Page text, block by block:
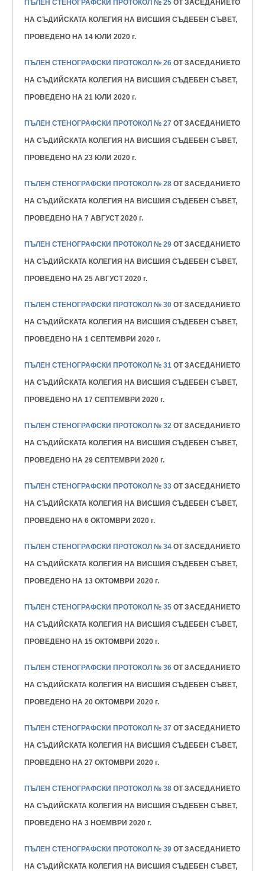
ПЪЛЕН СТЕНОГРАФСКИ ПРОТОКОЛ № 25 ОТ ЗАСЕДАНИЕТО
НА СЪДИЙСКАТА КОЛЕГИЯ НА ВИСШИЯ СЪДЕБЕН СЪВЕТ,
ПРОВЕДЕНО НА 14 ЮЛИ 2020 г.
ПЪЛЕН СТЕНОГРАФСКИ ПРОТОКОЛ № 26 ОТ ЗАСЕДАНИЕТО
НА СЪДИЙСКАТА КОЛЕГИЯ НА ВИСШИЯ СЪДЕБЕН СЪВЕТ,
ПРОВЕДЕНО НА 21 ЮЛИ 2020 г.
ПЪЛЕН СТЕНОГРАФСКИ ПРОТОКОЛ № 27 ОТ ЗАСЕДАНИЕТО
НА СЪДИЙСКАТА КОЛЕГИЯ НА ВИСШИЯ СЪДЕБЕН СЪВЕТ,
ПРОВЕДЕНО НА 23 ЮЛИ 2020 г.
ПЪЛЕН СТЕНОГРАФСКИ ПРОТОКОЛ № 28 ОТ ЗАСЕДАНИЕТО
НА СЪДИЙСКАТА КОЛЕГИЯ НА ВИСШИЯ СЪДЕБЕН СЪВЕТ,
ПРОВЕДЕНО НА 7 АВГУСТ 2020 г.
ПЪЛЕН СТЕНОГРАФСКИ ПРОТОКОЛ № 29 ОТ ЗАСЕДАНИЕТО
НА СЪДИЙСКАТА КОЛЕГИЯ НА ВИСШИЯ СЪДЕБЕН СЪВЕТ,
ПРОВЕДЕНО НА 25 АВГУСТ 2020 г.
ПЪЛЕН СТЕНОГРАФСКИ ПРОТОКОЛ № 30 ОТ ЗАСЕДАНИЕТО
НА СЪДИЙСКАТА КОЛЕГИЯ НА ВИСШИЯ СЪДЕБЕН СЪВЕТ,
ПРОВЕДЕНО НА 1 СЕПТЕМВРИ 2020 г.
ПЪЛЕН СТЕНОГРАФСКИ ПРОТОКОЛ № 31 ОТ ЗАСЕДАНИЕТО
НА СЪДИЙСКАТА КОЛЕГИЯ НА ВИСШИЯ СЪДЕБЕН СЪВЕТ,
ПРОВЕДЕНО НА 17 СЕПТЕМВРИ 2020 г.
ПЪЛЕН СТЕНОГРАФСКИ ПРОТОКОЛ № 32 ОТ ЗАСЕДАНИЕТО
НА СЪДИЙСКАТА КОЛЕГИЯ НА ВИСШИЯ СЪДЕБЕН СЪВЕТ,
ПРОВЕДЕНО НА 29 СЕПТЕМВРИ 2020 г.
ПЪЛЕН СТЕНОГРАФСКИ ПРОТОКОЛ № 33 ОТ ЗАСЕДАНИЕТО
НА СЪДИЙСКАТА КОЛЕГИЯ НА ВИСШИЯ СЪДЕБЕН СЪВЕТ,
ПРОВЕДЕНО НА 6 ОКТОМВРИ 2020 г.
ПЪЛЕН СТЕНОГРАФСКИ ПРОТОКОЛ № 34 ОТ ЗАСЕДАНИЕТО
НА СЪДИЙСКАТА КОЛЕГИЯ НА ВИСШИЯ СЪДЕБЕН СЪВЕТ,
ПРОВЕДЕНО НА 13 ОКТОМВРИ 2020 г.
ПЪЛЕН СТЕНОГРАФСКИ ПРОТОКОЛ № 35 ОТ ЗАСЕДАНИЕТО
НА СЪДИЙСКАТА КОЛЕГИЯ НА ВИСШИЯ СЪДЕБЕН СЪВЕТ,
ПРОВЕДЕНО НА 15 ОКТОМВРИ 2020 г.
ПЪЛЕН СТЕНОГРАФСКИ ПРОТОКОЛ № 36 ОТ ЗАСЕДАНИЕТО
НА СЪДИЙСКАТА КОЛЕГИЯ НА ВИСШИЯ СЪДЕБЕН СЪВЕТ,
ПРОВЕДЕНО НА 20 ОКТОМВРИ 2020 г.
ПЪЛЕН СТЕНОГРАФСКИ ПРОТОКОЛ № 37 ОТ ЗАСЕДАНИЕТО
НА СЪДИЙСКАТА КОЛЕГИЯ НА ВИСШИЯ СЪДЕБЕН СЪВЕТ,
ПРОВЕДЕНО НА 27 ОКТОМВРИ 2020 г.
ПЪЛЕН СТЕНОГРАФСКИ ПРОТОКОЛ № 38 ОТ ЗАСЕДАНИЕТО
НА СЪДИЙСКАТА КОЛЕГИЯ НА ВИСШИЯ СЪДЕБЕН СЪВЕТ,
ПРОВЕДЕНО НА 3 НОЕМВРИ 2020 г.
ПЪЛЕН СТЕНОГРАФСКИ ПРОТОКОЛ № 39 ОТ ЗАСЕДАНИЕТО
НА СЪДИЙСКАТА КОЛЕГИЯ НА ВИСШИЯ СЪДЕБЕН СЪВЕТ,